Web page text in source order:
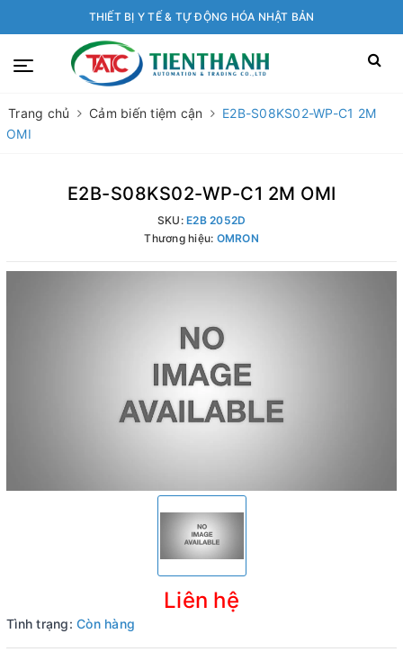
THIẾT BỊ Y TẾ & TỰ ĐỘNG HÓA NHẬT BẢN
Trang chủ Cảm biến tiệm cận
E2B-S08KS02-WP-C1 2M
OMI
E2B-S08KS02-WP-C1 2M OMI
SKU: E2B 2052D
Thương hiệu: OMRON
Liên hệ
Tình trạng: Còn hàng